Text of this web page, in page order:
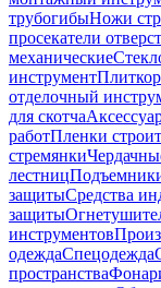
трубогибыНожи
просекатели
механические
инструмент
отделочный
для скотча
работПленки
стремянки
лестниц
защитыСредства
защиты
инструментов
одеждаСпецодежда
пространства